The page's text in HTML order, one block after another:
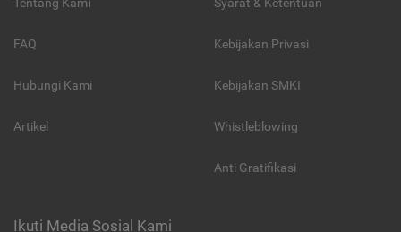
FAQ
Hubungi Kami
Artikel
Kebijakan Privasi
Kebijakan SMKI
Whistleblowing
Anti Gratifikasi
Ikuti Media Sosial Kami